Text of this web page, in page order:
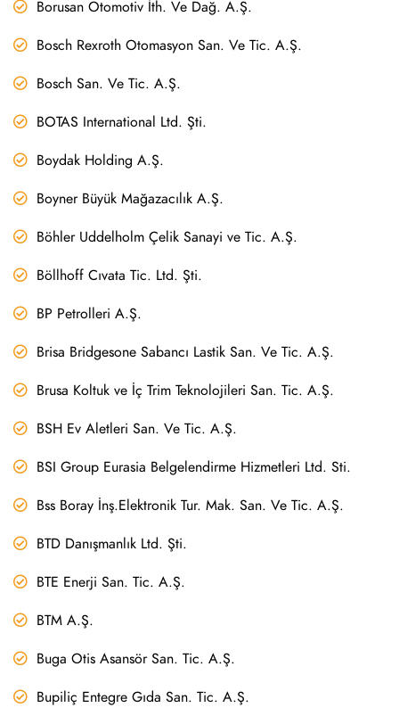
Borusan Otomotiv İth. Ve Dağ. A.Ş.
Bosch Rexroth Otomasyon San. Ve Tic. A.Ş.
Bosch San. Ve Tic. A.Ş.
BOTAS International Ltd. Şti.
Boydak Holding A.Ş.
Boyner Büyük Mağazacılık A.Ş.
Böhler Uddelholm Çelik Sanayi ve Tic. A.Ş.
Böllhoff Cıvata Tic. Ltd. Şti.
BP Petrolleri A.Ş.
Brisa Bridgesone Sabancı Lastik San. Ve Tic. A.Ş.
Brusa Koltuk ve İç Trim Teknolojileri San. Tic. A.Ş.
BSH Ev Aletleri San. Ve Tic. A.Ş.
BSI Group Eurasia Belgelendirme Hizmetleri Ltd. Sti.
Bss Boray İnş.Elektronik Tur. Mak. San. Ve Tic. A.Ş.
BTD Danışmanlık Ltd. Şti.
BTE Enerji San. Tic. A.Ş.
BTM A.Ş.
Buga Otis Asansör San. Tic. A.Ş.
Bupiliç Entegre Gıda San. Tic. A.Ş.